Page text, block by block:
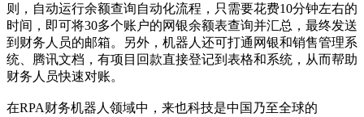
则，自动运行余额查询自动化流程，只需要花费10分钟左右的
时间，即可将30多个账户的网银余额表查询并汇总，最终发送
到财务人员的邮箱。另外，机器人还可打通网银和销售管理系
统、腾讯文档，有项目回款直接登记到表格和系统，从而帮助
财务人员快速对账。
在RPA财务机器人领域中，来也科技是中国乃至全球的